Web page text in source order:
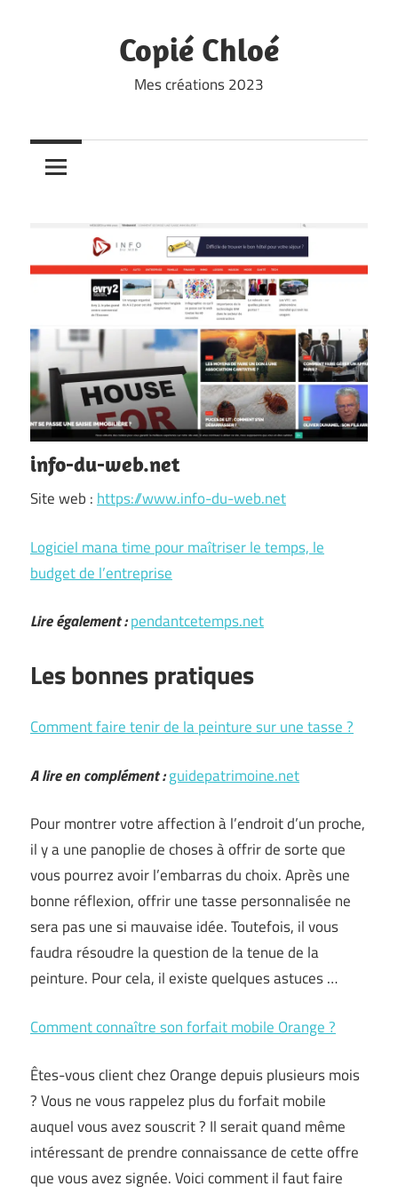
Copié Chloé
Mes créations 2023
info-du-web.net
Site web : https://www.info-du-web.net
Logiciel mana time pour maîtriser le temps, le
budget de l’entreprise
Lire également :pendantcetemps.net
Les bonnes pratiques
Comment faire tenir de la peinture sur une tasse ?
A lire en complément :guidepatrimoine.net
Pour montrer votre affection à l’endroit d’un proche,
il y a une panoplie de choses à offrir de sorte que
vous pourrez avoir l’embarras du choix. Après une
bonne réflexion, offrir une tasse personnalisée ne
sera pas une si mauvaise idée. Toutefois, il vous
faudra résoudre la question de la tenue de la
peinture. Pour cela, il existe quelques astuces …
Comment connaître son forfait mobile Orange ?
Êtes-vous client chez Orange depuis plusieurs mois
? Vous ne vous rappelez plus du forfait mobile
auquel vous avez souscrit ? Il serait quand même
intéressant de prendre connaissance de cette offre
que vous avez signée. Voici comment il faut faire